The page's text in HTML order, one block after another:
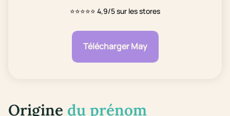
⭐⭐⭐⭐⭐ 4,9/5 sur les stores
Télécharger May
Origine du prénom